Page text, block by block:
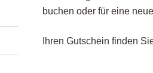
buchen oder für eine
Ihren Gutschein finden